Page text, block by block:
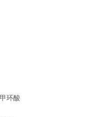
环酸